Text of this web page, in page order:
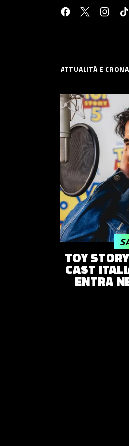
ESPLORA
Chi Siamo
Contatti
CONNETTITI
© 2014–2026 Trash
C.F./P.IVA 15477041006
ATTUALITÀ E
TOY
CAST
ENTRA